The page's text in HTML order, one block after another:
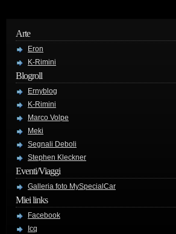
Arte
Eron
K-Rimini
Blogroll
Ernyblog
K-Rimini
Marco Volpe
Meki
Segnali Deboli
Stephen Kleckner
Eventi/Viaggi
Galleria foto MySpecialCar
Miei links
Facebook
Icq